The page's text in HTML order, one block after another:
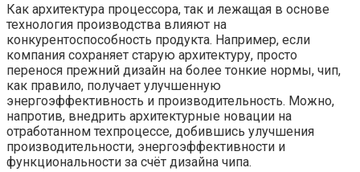
Как архитектура процессора, так и лежащая в основе
технология производства влияют на
конкурентоспособность продукта. Например, если
компания сохраняет старую архитектуру, просто
перенося прежний дизайн на более тонкие нормы, чип,
как правило, получает улучшенную
энергоэффективность и производительность. Можно,
напротив, внедрить архитектурные новации на
отработанном техпроцессе, добившись улучшения
производительности, энергоэффективности и
функциональности за счёт дизайна чипа.